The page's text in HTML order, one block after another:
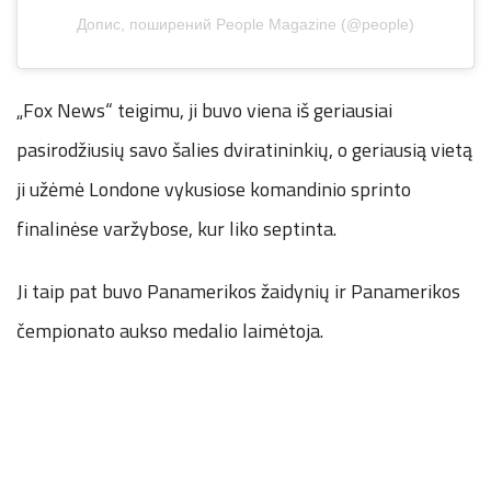
Допис, поширений People Magazine (@people)
„Fox News“ teigimu, ji buvo viena iš geriausiai
pasirodžiusių savo šalies dviratininkių, o geriausią vietą
ji užėmė Londone vykusiose komandinio sprinto
finalinėse varžybose, kur liko septinta.
Ji taip pat buvo Panamerikos žaidynių ir Panamerikos
čempionato aukso medalio laimėtoja.